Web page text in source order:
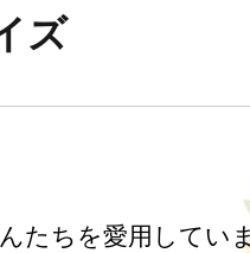
ズ
たちを愛用してい